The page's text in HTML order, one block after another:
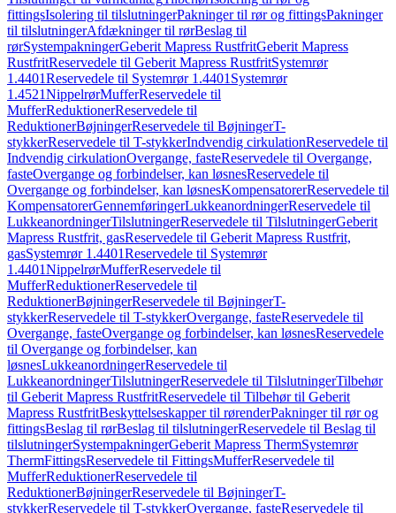
fittingsIsolering til tilslutningerPakninger til rør og fittingsPakninger
til tilslutningerAfdækninger til rørBeslag til
rørSystempakningerGeberit Mapress RustfritGeberit Mapress
RustfritReservedele til Geberit Mapress RustfritSystemrør
1.4401Reservedele til Systemrør 1.4401 Systemrør
1.4521NippelrørMufferReservedele til
MufferReduktionerReservedele til
ReduktionerBøjningerReservedele til BøjningerT-
stykkerReservedele til T-stykkerIndvendig cirkulationReservedele til
Indvendig cirkulationOvergange, fasteReservedele til Overgange,
fasteOvergange og forbindelser, kan løsnesReservedele til
Overgange og forbindelser, kan løsnesKompensatorerReservedele til
KompensatorerGennemføringerLukkeanordningerReservedele til
LukkeanordningerTilslutningerReservedele til TilslutningerGeberit
Mapress Rustfrit, gasReservedele til Geberit Mapress Rustfrit,
gasSystemrør 1.4401Reservedele til Systemrør
1.4401NippelrørMufferReservedele til
MufferReduktionerReservedele til
ReduktionerBøjningerReservedele til BøjningerT-
stykkerReservedele til T-stykkerOvergange, fasteReservedele til
Overgange, fasteOvergange og forbindelser, kan løsnesReservedele
til Overgange og forbindelser, kan
løsnesLukkeanordningerReservedele til
LukkeanordningerTilslutningerReservedele til TilslutningerTilbehør
til Geberit Mapress RustfritReservedele til Tilbehør til Geberit
Mapress RustfritBeskyttelseskapper til rørenderPakninger til rør og
fittingsBeslag til rørBeslag til tilslutningerReservedele til Beslag til
tilslutningerSystempakningerGeberit Mapress ThermSystemrør
ThermFittingsReservedele til FittingsMufferReservedele til
MufferReduktionerReservedele til
ReduktionerBøjningerReservedele til BøjningerT-
stykkerReservedele til T-stykkerOvergange, fasteReservedele til